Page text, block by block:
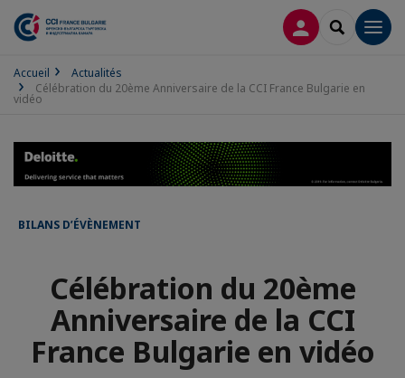
CONNEXION
Accueil
Actualités
Célébration du 20ème Anniversaire de la CCI France Bulgarie en
vidéo
BILANS D’ÉVÈNEMENT
Célébration du 20ème
Anniversaire de la CCI
France Bulgarie en vidéo